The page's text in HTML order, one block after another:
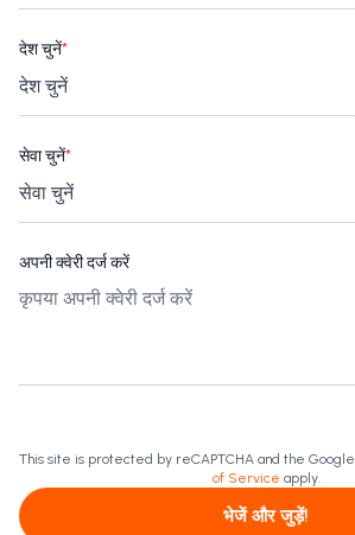
देश चुनें*
सेवा चुनें*
अपनी क्वेरी दर्ज करें
This site is protected by reCAPTCHA and the Google
of Service apply.
भेजें और जुड़ें!